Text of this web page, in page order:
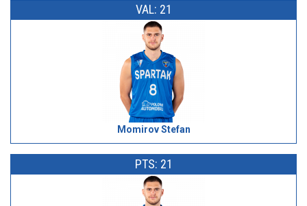
VAL: 21
Momirov Stefan
PTS: 21